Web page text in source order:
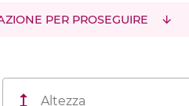
PER PROSEGUIRE